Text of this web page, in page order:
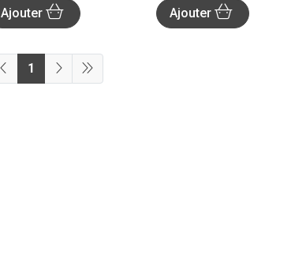
Ajouter Ajouter
1